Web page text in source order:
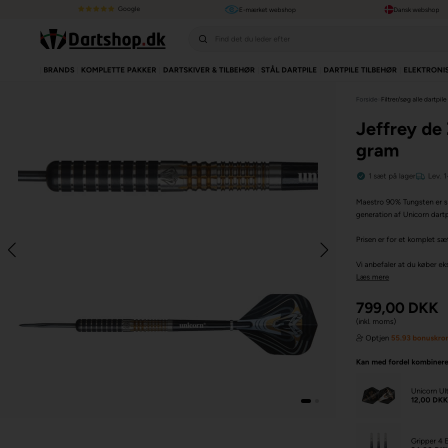
Google E-mærket webshop Dansk webshop
BRANDS KOMPLETTE PAKKER DARTSKIVER & TILBEHØR STÅL DARTPILE DARTPILE TILBEHØR
Forside Filtrer/søg alle dartpile
Jeffrey de
gram
1 sæt på lager Lev.
Maestro 90% Tungsten er
generation af Unicorn
Prisen er for et komplet
Vi anbefaler at du køber
Læs mere
799,00 DKK
(inkl. moms)
Optjen 55.93
Kan med fordel
Unicorn
12,00 DKK
Gripper 4